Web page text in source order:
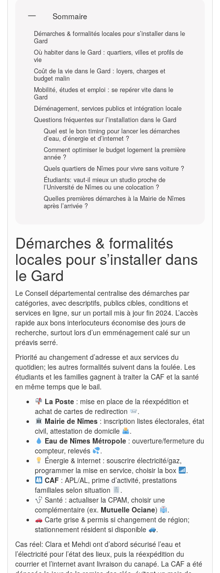
Sommaire
Démarches & formalités locales pour s’installer dans le
Gard
Où habiter dans le Gard : quartiers, villes et profils de
vie
Coût de la vie dans le Gard : loyers, charges et
budget malin
Mobilité, études et emploi : se repérer vite dans le
Gard
Déménagement, services publics et intégration locale
Questions fréquentes sur l’installation dans le Gard
Quel est le bon timing pour lancer les démarches
d’eau, d’énergie et d’internet ?
Comment optimiser le budget logement la première
année ?
Quels quartiers de Nîmes pour vivre sans voiture ?
Étudiants: vaut-il mieux un studio proche de
l’Université de Nîmes ou une colocation ?
Quelles premières démarches à la Mairie de Nîmes
après l’arrivée ?
Démarches & formalités
locales pour s’installer dans
le Gard
Le Conseil départemental centralise des démarches par
catégories, avec descriptifs, publics cibles, conditions et
services en ligne, sur un portail mis à jour fin 2024. L’accès
rapide aux bons interlocuteurs économise des jours de
recherche, surtout lors d’un emménagement calé sur un
préavis serré.
Priorité au changement d’adresse et aux services du
quotidien; les autres formalités suivent dans la foulée. Les
étudiants et les familles gagnent à traiter la CAF et la santé
en même temps que le bail.
La Poste: mise en place de la réexpédition et
achat de cartes de redirection
.
Mairie de Nîmes: inscription listes électorales, état
civil, attestation de domicile
.
Eau de Nîmes Métropole: ouverture/fermeture du
compteur, relevés
.
Énergie & internet : souscrire électricité/gaz,
programmer la mise en service, choisir la box
.
CAF: APL/AL, prime d’activité, prestations
familiales selon situation
.
Santé : actualiser la CPAM, choisir une
complémentaire (ex. Mutuelle Ociane)
.
Carte grise & permis si changement de région;
stationnement résident si disponible
.
Cas réel: Clara et Mehdi ont d’abord sécurisé l’eau et
l’électricité pour l’état des lieux, puis la réexpédition du
courrier et l’internet avant livraison du canapé. La CAF a été